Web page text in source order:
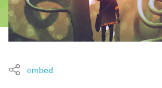
embed